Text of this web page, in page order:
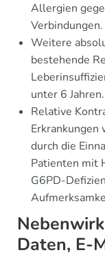
Allergien
Verbindungen.
Weitere
bestehende
unter 6 Jahren.
Relative
Erkrankungen
durch die
Patienten mit
G6PD-
Daten, E-